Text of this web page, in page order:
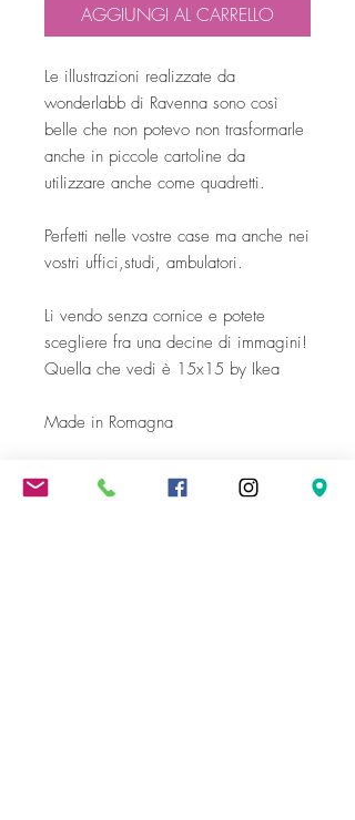
AGGIUNGI AL CARRELLO
Le illustrazioni realizzate da
wonderlabb di Ravenna sono così
belle che non potevo non trasformarle
anche in piccole cartoline da
utilizzare anche come quadretti.
Perfetti nelle vostre case ma anche nei
vostri uffici,studi, ambulatori.
Li vendo senza cornice e potete
scegliere fra una decine di immagini!
Quella che vedi è 15x15 by Ikea
Made in Romagna